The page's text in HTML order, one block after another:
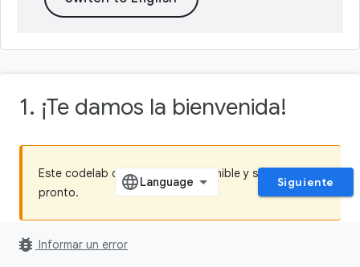
1. ¡Te damos la bienvenida!
Este codelab dejó de estar disponible y se quitará
pronto.
Siguiente
bug_report Informar un error